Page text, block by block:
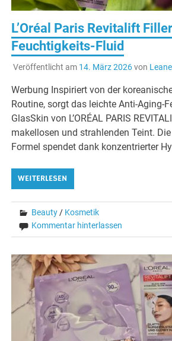
L’Oréal Paris Revitalift
Feuchtigkeits-Fluid
Veröffentlicht am 14. März 2026von Leane
Werbung Inspiriert von der
Routine, sorgt das leichte Anti-Aging-
GlasSkin von L’ORÉAL PARIS
makellosen und strahlenden Teint.
Formel spendet dank konzentrierter
WEITERLESEN
Beauty / Kosmetik
Kommentar hinterlassen